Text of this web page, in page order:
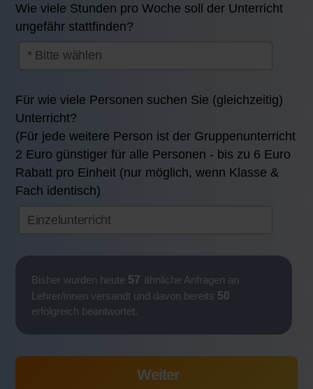
Wie viele Stunden pro Woche soll der Unterricht
ungefähr stattfinden?
Für wie viele Personen suchen Sie (gleichzeitig)
Unterricht?
(Für jede weitere Person ist der Gruppenunterricht
2 Euro günstiger für alle Personen - bis zu 6 Euro
Rabatt pro Einheit (nur möglich, wenn Klasse &
Fach identisch)
Bisher wurden heute 57 ähnliche Anfragen an
Lehrer/innen versandt und davon bereits 50
erfolgreich beantwortet.